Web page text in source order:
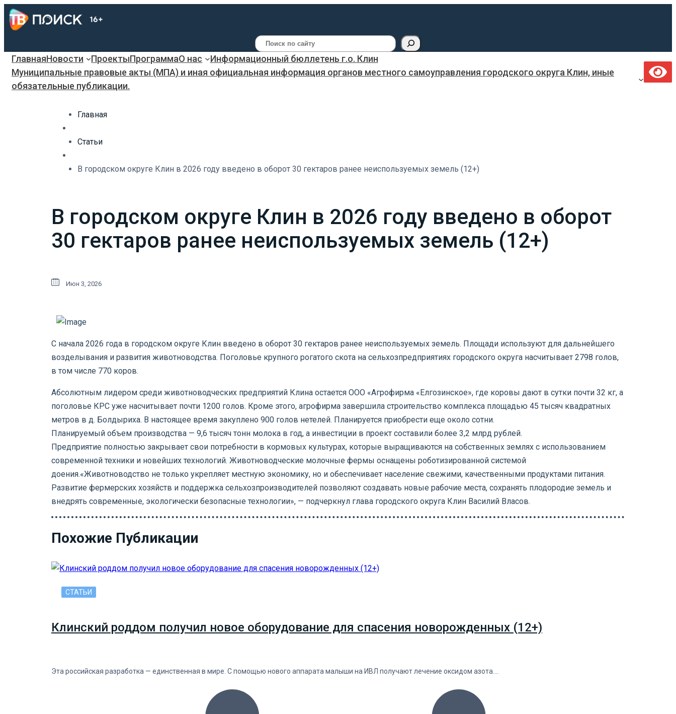
Поиск
ГлавнаяНовости ПроектыПрограммаО нас
Информационный бюллетень г.о. Клин
Муниципальные правовые акты (МПА) и иная официальная информация органов местного самоуправления городского округа Клин, иные
обязательные публикации.
Главная
Статьи
В городском округе Клин в 2026 году введено в оборот 30 гектаров ранее неиспользуемых земель (12+)
В городском округе Клин в 2026 году введено в оборот
30 гектаров ранее неиспользуемых земель (12+)
Июн 3, 2026
С начала 2026 года в городском округе Клин введено в оборот 30 гектаров ранее неиспользуемых земель. Площади используют для дальнейшего
возделывания и развития животноводства. Поголовье крупного рогатого скота на сельхозпредприятиях городского округа насчитывает 2798 голов,
в том числе 770 коров.
Абсолютным лидером среди животноводческих предприятий Клина остается ООО «Агрофирма «Елгозинское», где коровы дают в сутки почти 32 кг, а
поголовье КРС уже насчитывает почти 1200 голов. Кроме этого, агрофирма завершила строительство комплекса площадью 45 тысяч квадратных
метров в д. Болдыриха. В настоящее время закуплено 900 голов нетелей. Планируется приобрести еще около сотни.
Планируемый объем производства — 9,6 тысяч тонн молока в год, а инвестиции в проект составили более 3,2 млрд рублей.
Предприятие полностью закрывает свои потребности в кормовых культурах, которые выращиваются на собственных землях с использованием
современной техники и новейших технологий. Животноводческие молочные фермы оснащены роботизированной системой
доения.«Животноводство не только укрепляет местную экономику, но и обеспечивает население свежими, качественными продуктами питания.
Развитие фермерских хозяйств и поддержка сельхозпроизводителей позволяют создавать новые рабочие места, сохранять плодородие земель и
внедрять современные, экологически безопасные технологии», — подчеркнул глава городского округа Клин Василий Власов.
Похожие Публикации
СТАТЬИ
Клинский роддом получил новое оборудование для спасения новорожденных (12+)
Эта российская разработка — единственная в мире. С помощью нового аппарата малыши на ИВЛ получают лечение оксидом азота.…